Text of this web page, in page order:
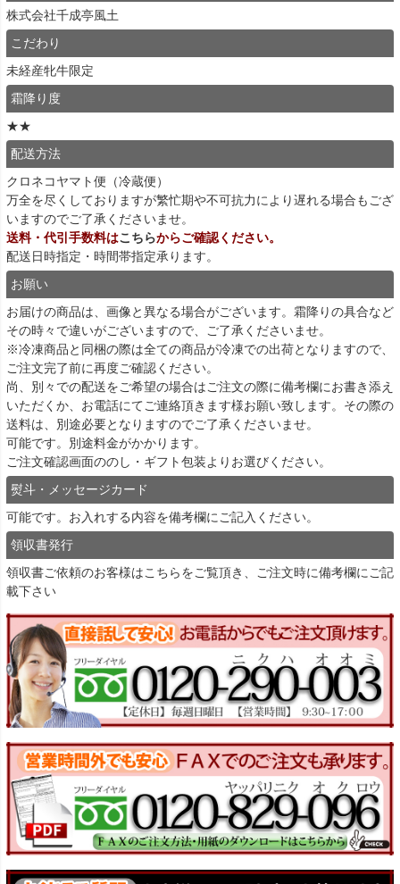
株式会社千成亭風土
こだわり
未経産牝牛限定
霜降り度
★★
配送方法
クロネコヤマト便（冷蔵便）
万全を尽くしておりますが繁忙期や不可抗力により遅れる場合もござ
いますのでご了承くださいませ。
送料・代引手数料はこちらからご確認ください。
配送日時指定・時間帯指定承ります。
お願い
お届けの商品は、画像と異なる場合がございます。霜降りの具合など
その時々で違いがございますので、ご了承くださいませ。
※冷凍商品と同梱の際は全ての商品が冷凍での出荷となりますので、
ご注文完了前に再度ご確認ください。
尚、別々での配送をご希望の場合はご注文の際に備考欄にお書き添え
いただくか、お電話にてご連絡頂きます様お願い致します。その際の
送料は、別途必要となりますのでご了承くださいませ。
可能です。別途料金がかかります。
ご注文確認画面ののし・ギフト包装よりお選びください。
熨斗・メッセージカード
可能です。お入れする内容を備考欄にご記入ください。
領収書発行
領収書ご依頼のお客様はこちらをご覧頂き、ご注文時に備考欄にご記
載下さい